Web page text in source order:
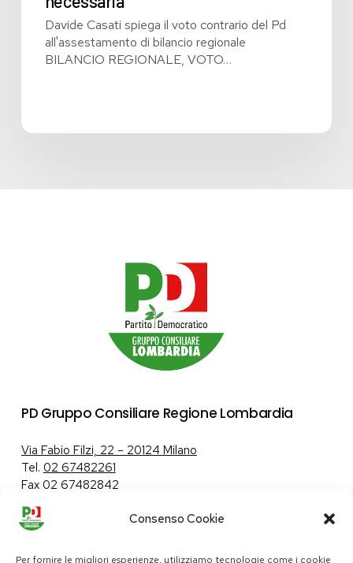
Consenso Cookie
Per fornire le migliori esperienze, utilizziamo tecnologie come i cookie
Davide Casati spiega il voto contrario del Pd
all'assestamento di bilancio regionale
BILANCIO REGIONALE, VOTO…
PD Gruppo Consiliare Regione Lombardia
Via Fabio Filzi, 22 – 20124 Milano
Tel. 02 67482261
Fax 02 67482842
Tutela dei dati personali|Politica sui cookie